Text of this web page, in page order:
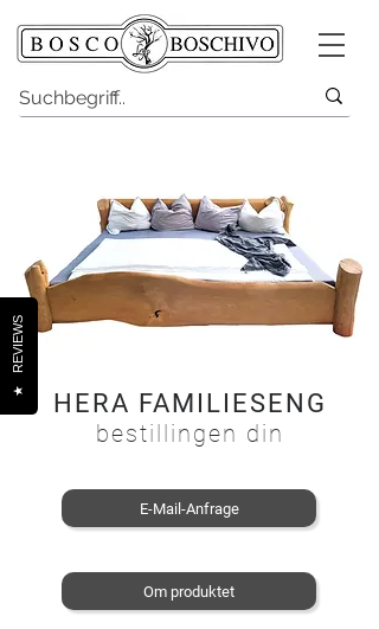
HERA FAMILIESENG
bestillingen din
E-Mail-Anfrage
Om produktet
★
REVIEWS